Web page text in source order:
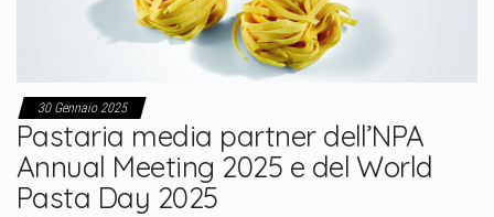
30 Gennaio 2025
Pastaria media partner dell’NPA
Annual Meeting 2025 e del World
Pasta Day 2025